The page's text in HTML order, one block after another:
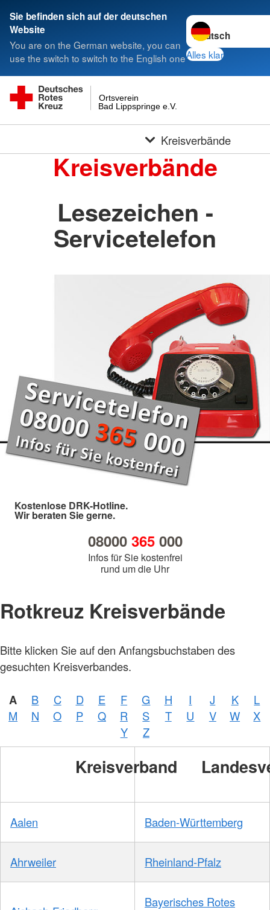
Sie befinden sich auf der deutschen
Website
You are on the German website, you can
use the switch to switch to the English one
Sprache wechseln
Alles klar
Bad Lippspringe e.V.
Ortsverein
Kreisverbände
Kreisverbände
Lesezeichen -
Servicetelefon
Kostenlose DRK-Hotline.
Wir beraten Sie gerne.
08000 365000
Infos für Sie kostenfrei
rund um die Uhr
Rotkreuz Kreisverbände
Bitte klicken Sie auf den Anfangsbuchstaben des
gesuchten Kreisverbandes.
A B C D E F G H I J K
L
M
N O P Q R S T U V W
X
Y
Z
Kreisverband
Aalen Baden-Württemberg
Ahrweiler Rheinland-Pfalz
Bayerisches Rotes